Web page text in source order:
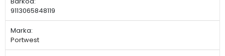
9113065848119
Marka:
Portwest